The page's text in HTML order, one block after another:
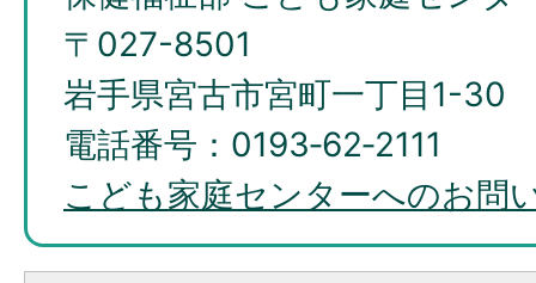
〒027-8501
岩手県宮古市宮町一丁目1-30
電話番号：0193‐62‐2111
こども家庭センターへのお問